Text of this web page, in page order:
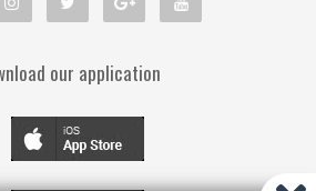
our application